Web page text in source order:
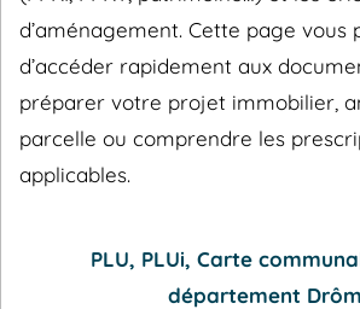
d’aménagement. Cette page vous
d’accéder rapidement aux
préparer votre projet immobilier,
parcelle ou comprendre les
applicables.
PLU, PLUi, Carte
département